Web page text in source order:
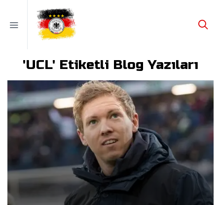
'UCL' Etiketli Blog Yazıları